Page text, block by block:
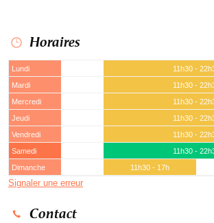
Horaires
Lundi
11h30 -
Mardi
11h30 -
Mercredi
11h30 -
Jeudi
11h30 -
Vendredi
11h30 -
Samedi
11h30 -
Dimanche
11h30 - 17h
Signaler une erreur
Contact